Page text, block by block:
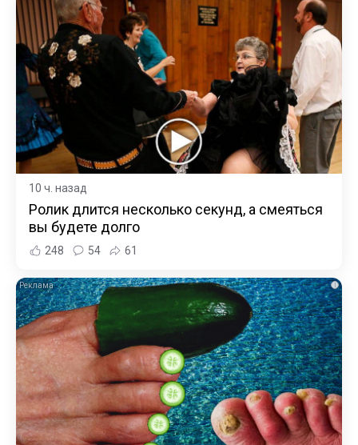
10 ч. назад
Ролик длится несколько секунд, а смеяться
вы будете долго
248 54 61
i